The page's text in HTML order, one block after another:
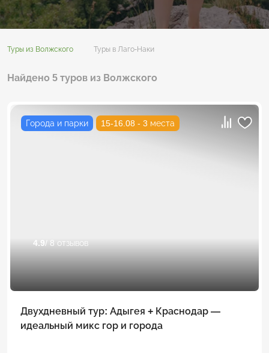
Туры из Волжского Туры в Лаго-Наки
Найдено 5 туров из Волжского
Города и парки 15-16.08 - 3 места
4.9/ 8 отзывов
Двухдневный тур: Адыгея + Краснодар —
идеальный микс гор и города